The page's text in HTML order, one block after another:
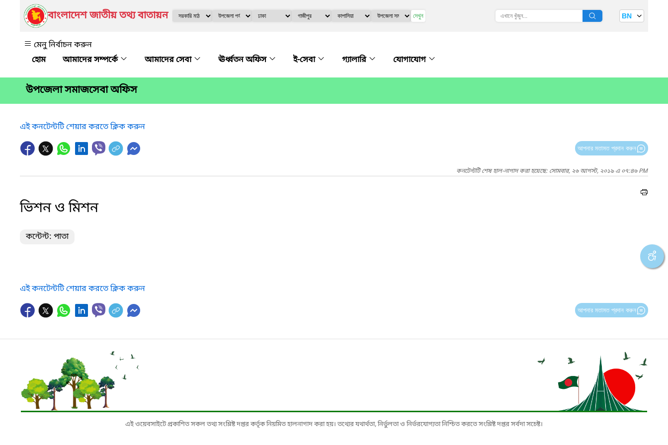
বাংলাদেশ জাতীয় তথ্য বাতায়ন দেখুন BN
মেনু নির্বাচন করুন
আমাদের সম্পর্কে
আমাদের সেবা ঊর্ধ্বতন অফিস ই-সেবা গ্যালারি যোগাযোগ
উপজেলা সমাজসেবা অফিস
এই কনটেন্টটি শেয়ার করতে ক্লিক করুন
আপনার মতামত প্রদান করুন
কনটেন্টটি শেষ হাল-নাগাদ করা হয়েছে: সোমবার, ২৬ আগস্ট, ২০১৯ এ ০৭:৪৬ PM
ভিশন ও মিশন
কন্টেন্ট: পাতা
এই কনটেন্টটি শেয়ার করতে ক্লিক করুন
আপনার মতামত প্রদান করুন
এই ওয়েবসাইটে প্রকাশিত সকল তথ্য সংশ্লিষ্ট দপ্তর কর্তৃক নিয়মিত হালনাগাদ করা হয়। তথ্যের যথার্থতা, নির্ভুলতা ও নির্ভরযোগ্যতা নিশ্চিত করতে সংশ্লিষ্ট দপ্তর সর্বদা সচেষ্ট।